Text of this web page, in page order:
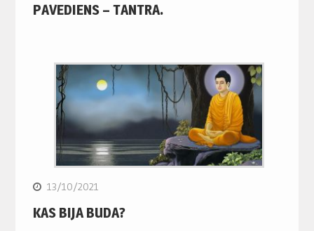
PAVEDIENS – TANTRA.
13/10/2021
KAS BIJA BUDA?